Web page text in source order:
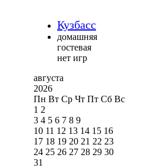
Кузбасс
домашняя
гостевая
нет игр
августа
2026
Пн Вт Ср Чт Пт Сб Вс
1 2
3 4 5 6 7 8 9
10 11 12 13 14 15 16
17 18 19 20 21 22 23
24 25 26 27 28 29 30
31